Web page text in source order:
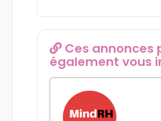
Ces annonces
également vous